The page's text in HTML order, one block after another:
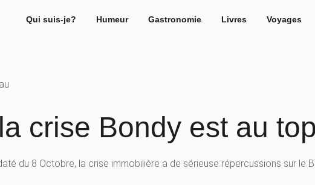
Qui suis-je? Humeur Gastronomie Livres Voyages
crise Bondy est au
du 8 Octobre, la crise immobilière a de sérieuse répercussions sur